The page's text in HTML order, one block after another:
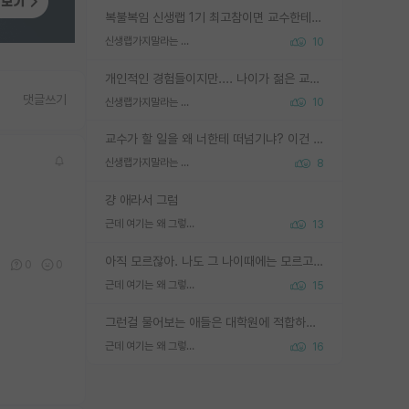
복불복임 신생랩 1기 최고참이면 교수한테 직접 지도받는 시간이 매우 많음 제대로 된 교수라면 말이지 그게 아니라면 그냥 넌 해방 불가능한 노예 1호에 감점쓰레기통이 되는거고
신생랩가지말라는 이유가 있었구나 10
개인적인 경험들이지만.... 나이가 젊은 교수일수록 꼰대라는 가면을 쓴 채로 무례함을 행동하는 경우가 거의 90% 정도였음. 나이가 어린데 다른 또래들과 달리 명예, 권력, 재력까지 얻었으니 세상 다 가진 기분이겠지. 오히러 나이 든 교수들이 행동과 말을 더 조심하시더라.
신생랩가지말라는 이유가 있었구나 10
교수가 할 일을 왜 너한테 떠넘기냐? 이건 교수가 제대로 잘 알지 못하는 경우일텐데...
신생랩가지말라는 이유가 있었구나 8
걍 애라서 그럼
근데 여기는 왜 그렇게 SPK를 물어보는거임? 13
아직 모르잖아. 나도 그 나이때에는 모르고 평가 받고 안심하고 싶었어.
근데 여기는 왜 그렇게 SPK를 물어보는거임? 15
그런걸 물어보는 애들은 대학원에 적합하지 않다
근데 여기는 왜 그렇게 SPK를 물어보는거임? 16
댓글쓰기